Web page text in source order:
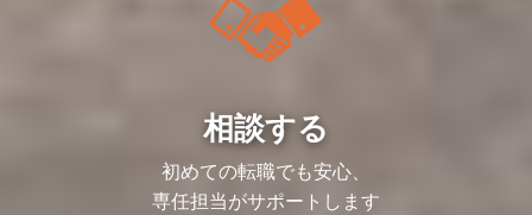
・閑散期は連休の取得や自己研鑽に励むな
どプライベートとの両立も可能です。
（5日以上の連続休暇の取得実績あり）
②業務改善の提案～実行（決算以外）
お客様の課題に併せて提案～実行までを一
気通貫で行い、課題解決に向けてお客様と
伴走していただきます。
・情報の抜け漏れを防ぐ為チェックシート
相談する
初めての転職でも安心、
専任担当がサポートします